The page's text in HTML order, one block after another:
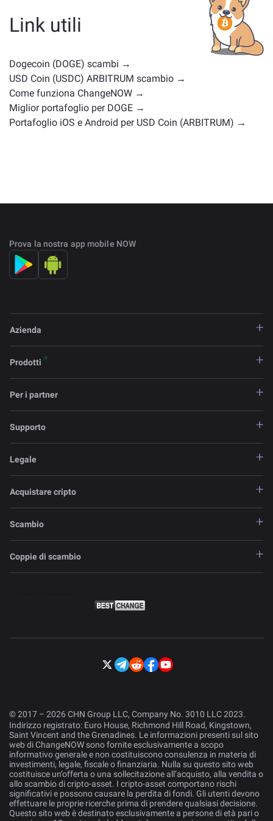
comuni includono altre criptovalute con casi d'uso o
posizioni di mercato simili. Controlla tutti gli asset
pagina principale di
scambio .
Link utili
Dogecoin (DOGE) scambi →
USD Coin (USDC) ARBITRUM scambio →
Come funziona ChangeNOW →
Miglior portafoglio per DOGE →
Portafoglio iOS e Android per USD Coin (ARBITRUM) →
Prova la nostra app mobile NOW
Azienda
Prodotti
Per i partner
Supporto
Legale
Acquistare cripto
Scambio
Coppie di scambio
© 2017 – 2026 CHN Group LLC, Company No. 3010 LLC 2023.
Indirizzo registrato: Euro House, Richmond Hill Road, Kingstown,
Saint Vincent and the Grenadines. Le informazioni presenti sul sito
web di ChangeNOW sono fornite esclusivamente a scopo
informativo generale e non costituiscono consulenza in materia di
investimenti, legale, fiscale o finanziaria. Nulla su questo sito web
costituisce un’offerta o una sollecitazione all’acquisto, alla vendita o
allo scambio di cripto-asset. I cripto-asset comportano rischi
significativi e possono causare la perdita di fondi. Gli utenti devono
effettuare le proprie ricerche prima di prendere qualsiasi decisione.
Questo sito web è destinato esclusivamente a persone di età pari o